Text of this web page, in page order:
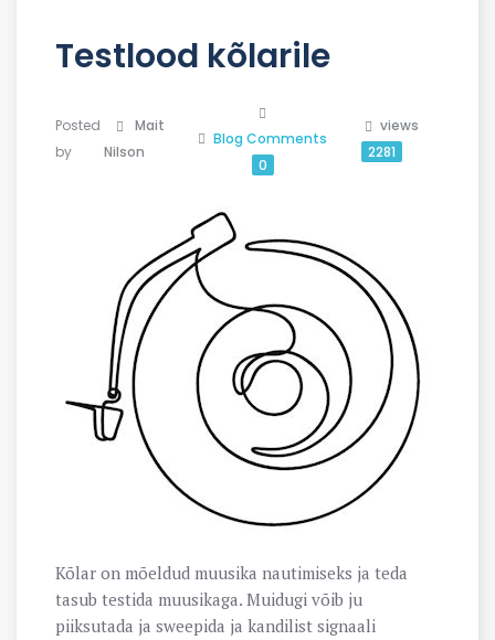
Testlood kõlarile
Posted
by
Mait
Nilson
Blog Comments
0
views
2281
Kõlar on mõeldud muusika nautimiseks ja teda
tasub testida muusikaga. Muidugi võib ju
piiksutada ja sweepida ja kandilist signaali